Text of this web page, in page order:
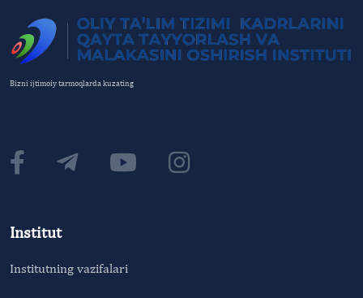
Bizni ijtimoiy tarmoqlarda kuzating
Institut
Institutning vazifalari